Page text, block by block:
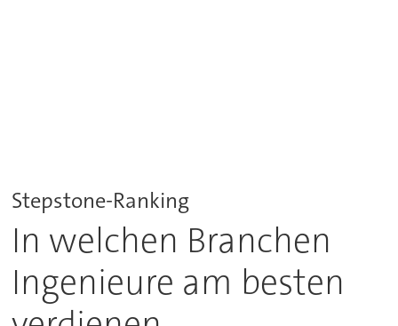
Stepstone-Ranking
In welchen Branchen
Ingenieure am besten